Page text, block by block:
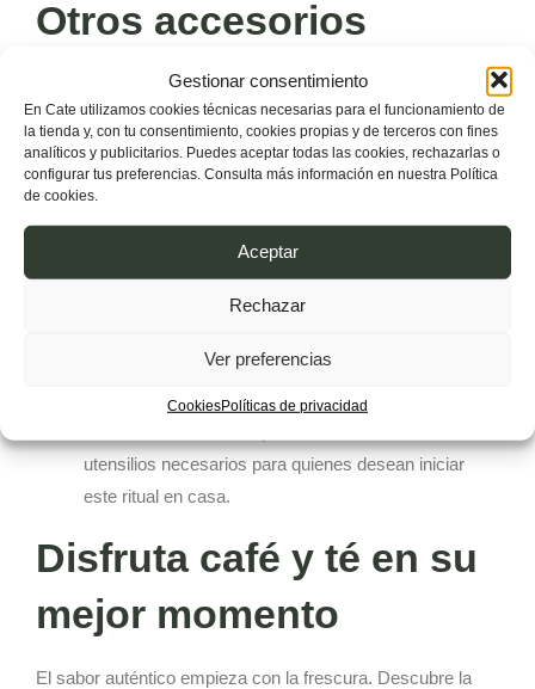
Gestionar consentimiento
En Cate utilizamos cookies técnicas necesarias para el funcionamiento de
la tienda y, con tu consentimiento, cookies propias y de terceros con fines
analíticos y publicitarios. Puedes aceptar todas las cookies, rechazarlas o
configurar tus preferencias. Consulta más información en nuestra Política
de cookies.
Aceptar
Rechazar
Ver preferencias
CookiesPolíticas de privacidad
Otros accesorios
recomendados
Además de los utensilios básicos, existen otros elementos
que completan la experiencia del matcha:
Unhervidor con control de temperatura, como el
hervidor eléctrico Kettle KT90
agua a unos 80 ºC, la temperatura ideal para
preservar las propiedades del té.
sets completos de matcha
Hanablue de cerámica para matchao el
utensilios necesarios para quienes desean iniciar
este ritual en casa.
Disfruta café y té en su
mejor momento
El sabor auténtico empieza con la frescura. Descubre la